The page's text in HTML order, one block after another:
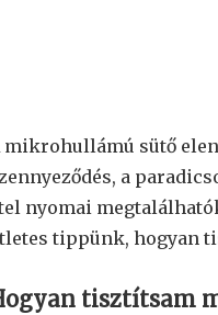
mikrohullámú sütő
a
nyomai
tippünk, hogyan
tisztítsam